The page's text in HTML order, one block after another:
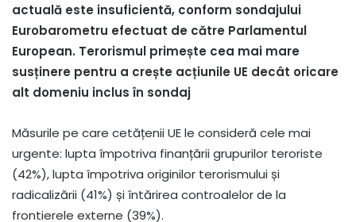
actuală este insuficientă, conform sondajului
Eurobarometru efectuat de către Parlamentul
European. Terorismul primește cea mai mare
susținere pentru a crește acțiunile UE decât oricare
alt domeniu inclus în sondaj
Măsurile pe care cetățenii UE le consideră cele mai
urgente: lupta împotriva finanțării grupurilor teroriste
(42%), lupta împotriva originilor terorismului și
radicalizării (41%) și întărirea controalelor de la
frontierele externe (39%).